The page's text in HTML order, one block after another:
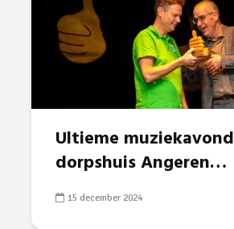
Ultieme muziekavond
dorpshuis Angeren…
15 december 2024